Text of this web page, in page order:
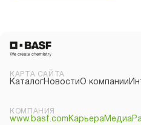
КАРТА САЙТА
КаталогНовостиО компании
КОМПАНИЯ
www.basf.com КарьераМедиа